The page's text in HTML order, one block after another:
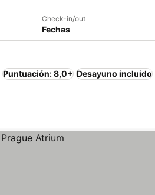
Check-in/out
Fechas
Puntuación: 8,0+ Desayuno incluido